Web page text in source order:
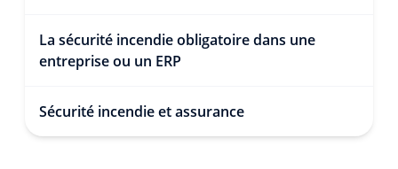
La sécurité incendie obligatoire dans une
entreprise ou un ERP
Sécurité incendie et assurance